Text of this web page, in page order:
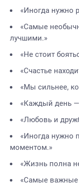
«Иногда нужно
«Самые
лучшими.»
«Не стоит
«Счастье
«Мы сильнее,
«Каждый день
«Любовь и
«Иногда нужно
моментом.»
«Жизнь полна
«Самые важные